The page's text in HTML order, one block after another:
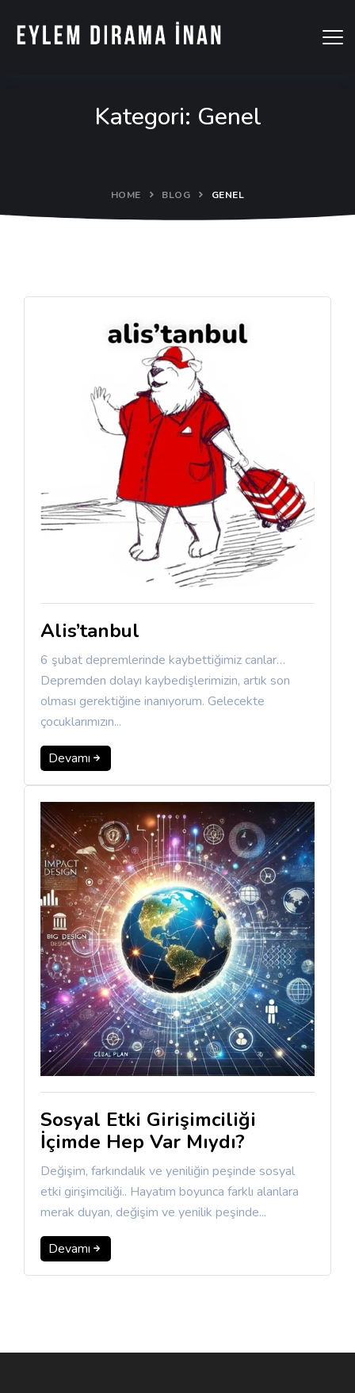
Kategori: Genel
HOME BLOG GENEL
Alis’tanbul
6 şubat depremlerinde kaybettiğimiz canlar…
Depremden dolayı kaybedişlerimizin, artık son
olması gerektiğine inanıyorum. Gelecekte
çocuklarımızın...
Devamı
Sosyal Etki Girişimciliği
İçimde Hep Var Mıydı?
Değişim, farkındalık ve yeniliğin peşinde sosyal
etki girişimciliği.. Hayatım boyunca farklı alanlara
merak duyan, değişim ve yenilik peşinde...
Devamı